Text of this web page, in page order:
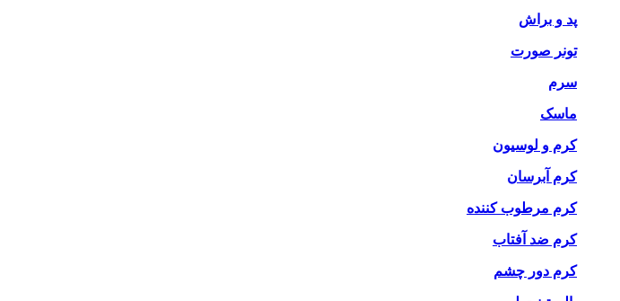
پد و براش
تونر صورت
سرم
ماسک
کرم و لوسیون
کرم آبرسان
کرم مرطوب کننده
کرم ضد آفتاب
کرم دور چشم